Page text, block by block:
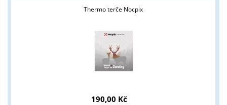
Thermo terče Nocpix
190,00 Kč